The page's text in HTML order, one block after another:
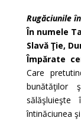
Rugăciunile
În numele
Slavă Ţie,
Împărate
Care
bunătăţilor
întinăciunea